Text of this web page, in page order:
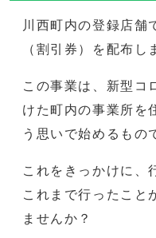
川西町内の登録店舗
（割引券）を配布し
この事業は、新型コ
けた町内の事業所を
う思いで始めるもの
これをきっかけに、
これまで行ったこと
ませんか？